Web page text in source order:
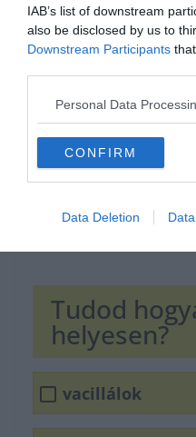
IAB’s list of downstream
also be disclosed by us to
Downstream Participants
Personal Data
CONFIRM
Data Deletion
Tudod
helyesen?
vacillálok